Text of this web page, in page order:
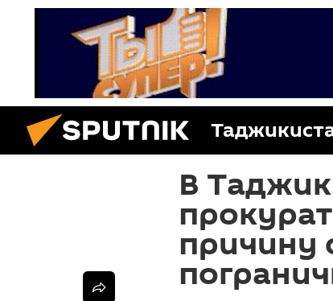
В
причину